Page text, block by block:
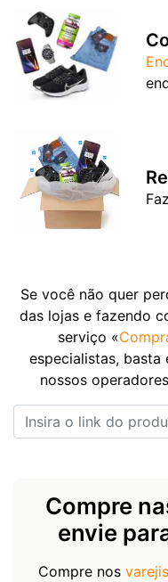
Se você não quer
das lojas e fazendo
serviço «
especialistas,
nossos
Compre
envie
Compre nos